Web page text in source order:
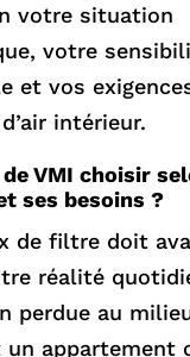
votre situation
votre
et vos
intérieur.
VMI choisir
ses besoins ?
de filtre doit
réalité
perdue au
un appartement